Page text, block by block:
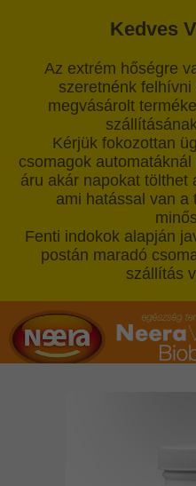
Kedves
Az extrém hőségre
szeretnénk
megvásárolt
Kérjük fokozottan
csomagok
áru akár napokat tölthet
ami hatással van a
Fenti indokok alapján
postán maradó
szállítás